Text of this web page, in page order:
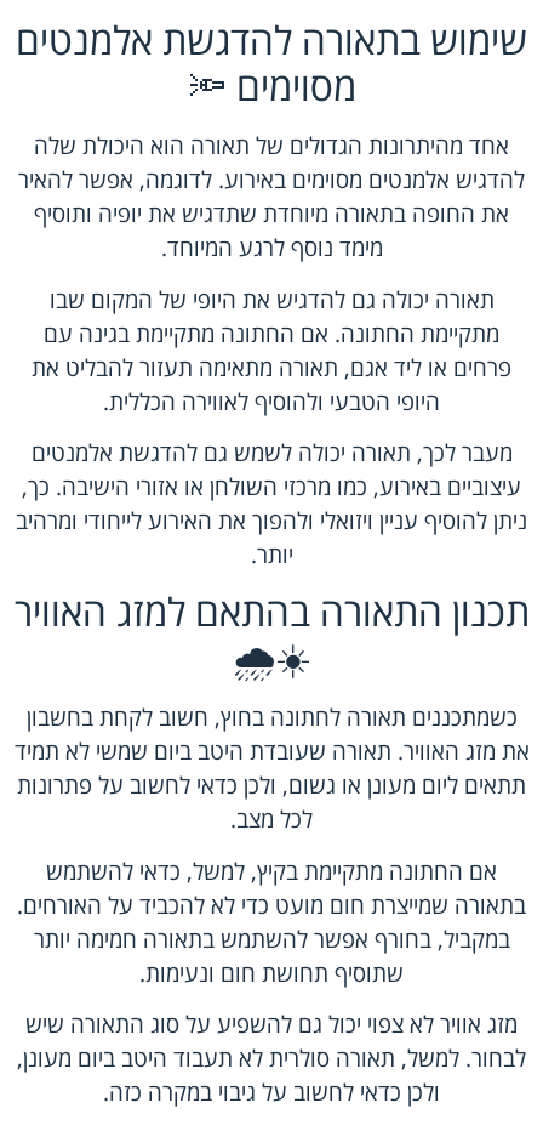
שימוש בתאורה להדגשת אלמנטים
מסוימים 🔦
אחד מהיתרונות הגדולים של תאורה הוא היכולת שלה
להדגיש אלמנטים מסוימים באירוע. לדוגמה, אפשר להאיר
את החופה בתאורה מיוחדת שתדגיש את יופיה ותוסיף
מימד נוסף לרגע המיוחד.
תאורה יכולה גם להדגיש את היופי של המקום שבו
מתקיימת החתונה. אם החתונה מתקיימת בגינה עם
פרחים או ליד אגם, תאורה מתאימה תעזור להבליט את
היופי הטבעי ולהוסיף לאווירה הכללית.
מעבר לכך, תאורה יכולה לשמש גם להדגשת אלמנטים
עיצוביים באירוע, כמו מרכזי השולחן או אזורי הישיבה. כך,
ניתן להוסיף עניין ויזואלי ולהפוך את האירוע לייחודי ומרהיב
יותר.
תכנון התאורה בהתאם למזג האוויר
☀️🌧️
כשמתכננים תאורה לחתונה בחוץ, חשוב לקחת בחשבון
את מזג האוויר. תאורה שעובדת היטב ביום שמשי לא תמיד
תתאים ליום מעונן או גשום, ולכן כדאי לחשוב על פתרונות
לכל מצב.
אם החתונה מתקיימת בקיץ, למשל, כדאי להשתמש
בתאורה שמייצרת חום מועט כדי לא להכביד על האורחים.
במקביל, בחורף אפשר להשתמש בתאורה חמימה יותר
שתוסיף תחושת חום ונעימות.
מזג אוויר לא צפוי יכול גם להשפיע על סוג התאורה שיש
לבחור. למשל, תאורה סולרית לא תעבוד היטב ביום מעונן,
ולכן כדאי לחשוב על גיבוי במקרה כזה.